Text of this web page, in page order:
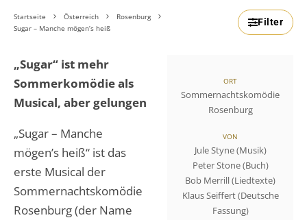
Startseite Österreich
Rosenburg
Sugar – Manche mögen’s heiß
Filter
ORT
Sommernachtskomödie
Rosenburg
VON
Jule Styne (Musik)
Peter Stone (Buch)
Bob Merrill (Liedtexte)
Klaus Seiffert (Deutsche
Fassung)
„Sugar“ ist mehr
Sommerkomödie als
Musical, aber gelungen
„Sugar – Manche
mögen’s heiß“ ist das
erste Musical der
Sommernachtskomödie
Rosenburg (der Name